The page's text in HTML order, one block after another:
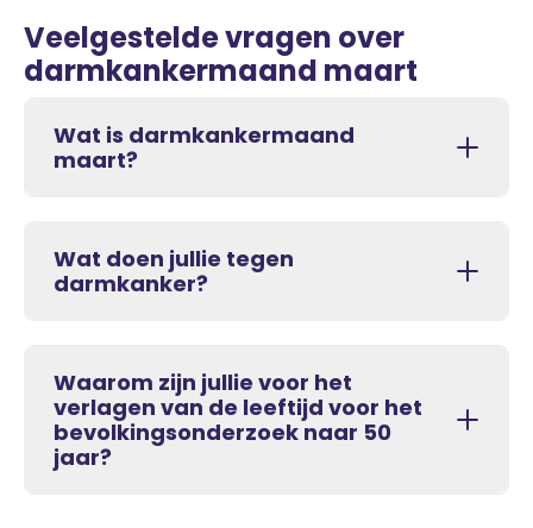
Veelgestelde vragen over
darmkankermaand maart
Wat is darmkankermaand
maart?
Wat doen jullie tegen
darmkanker?
Waarom zijn jullie voor het
verlagen van de leeftijd voor het
bevolkingsonderzoek naar 50
jaar?